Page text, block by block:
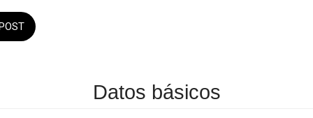
Datos básicos